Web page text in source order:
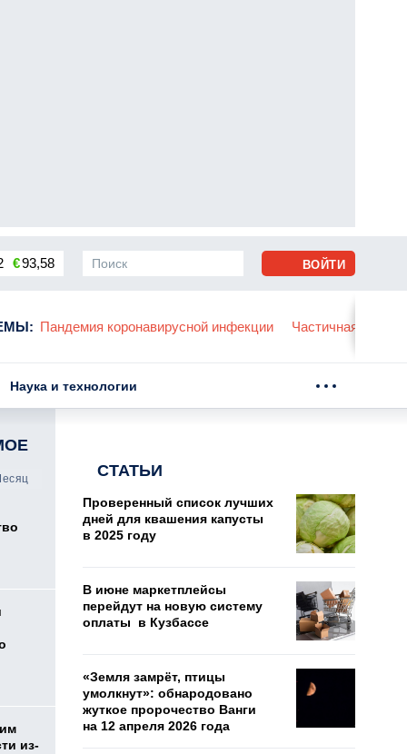
€93,58
: инфекции Частичная мобилизация в России
ВОЙТИ
Наука и технологии
из-
СТАТЬИ
Проверенный список лучших
дней для квашения капусты
в 2025 году
В июне маркетплейсы
перейдут на новую систему
оплаты в Кузбассе
«Земля замрёт, птицы
умолкнут»: обнародовано
жуткое пророчество Ванги
на 12 апреля 2026 года